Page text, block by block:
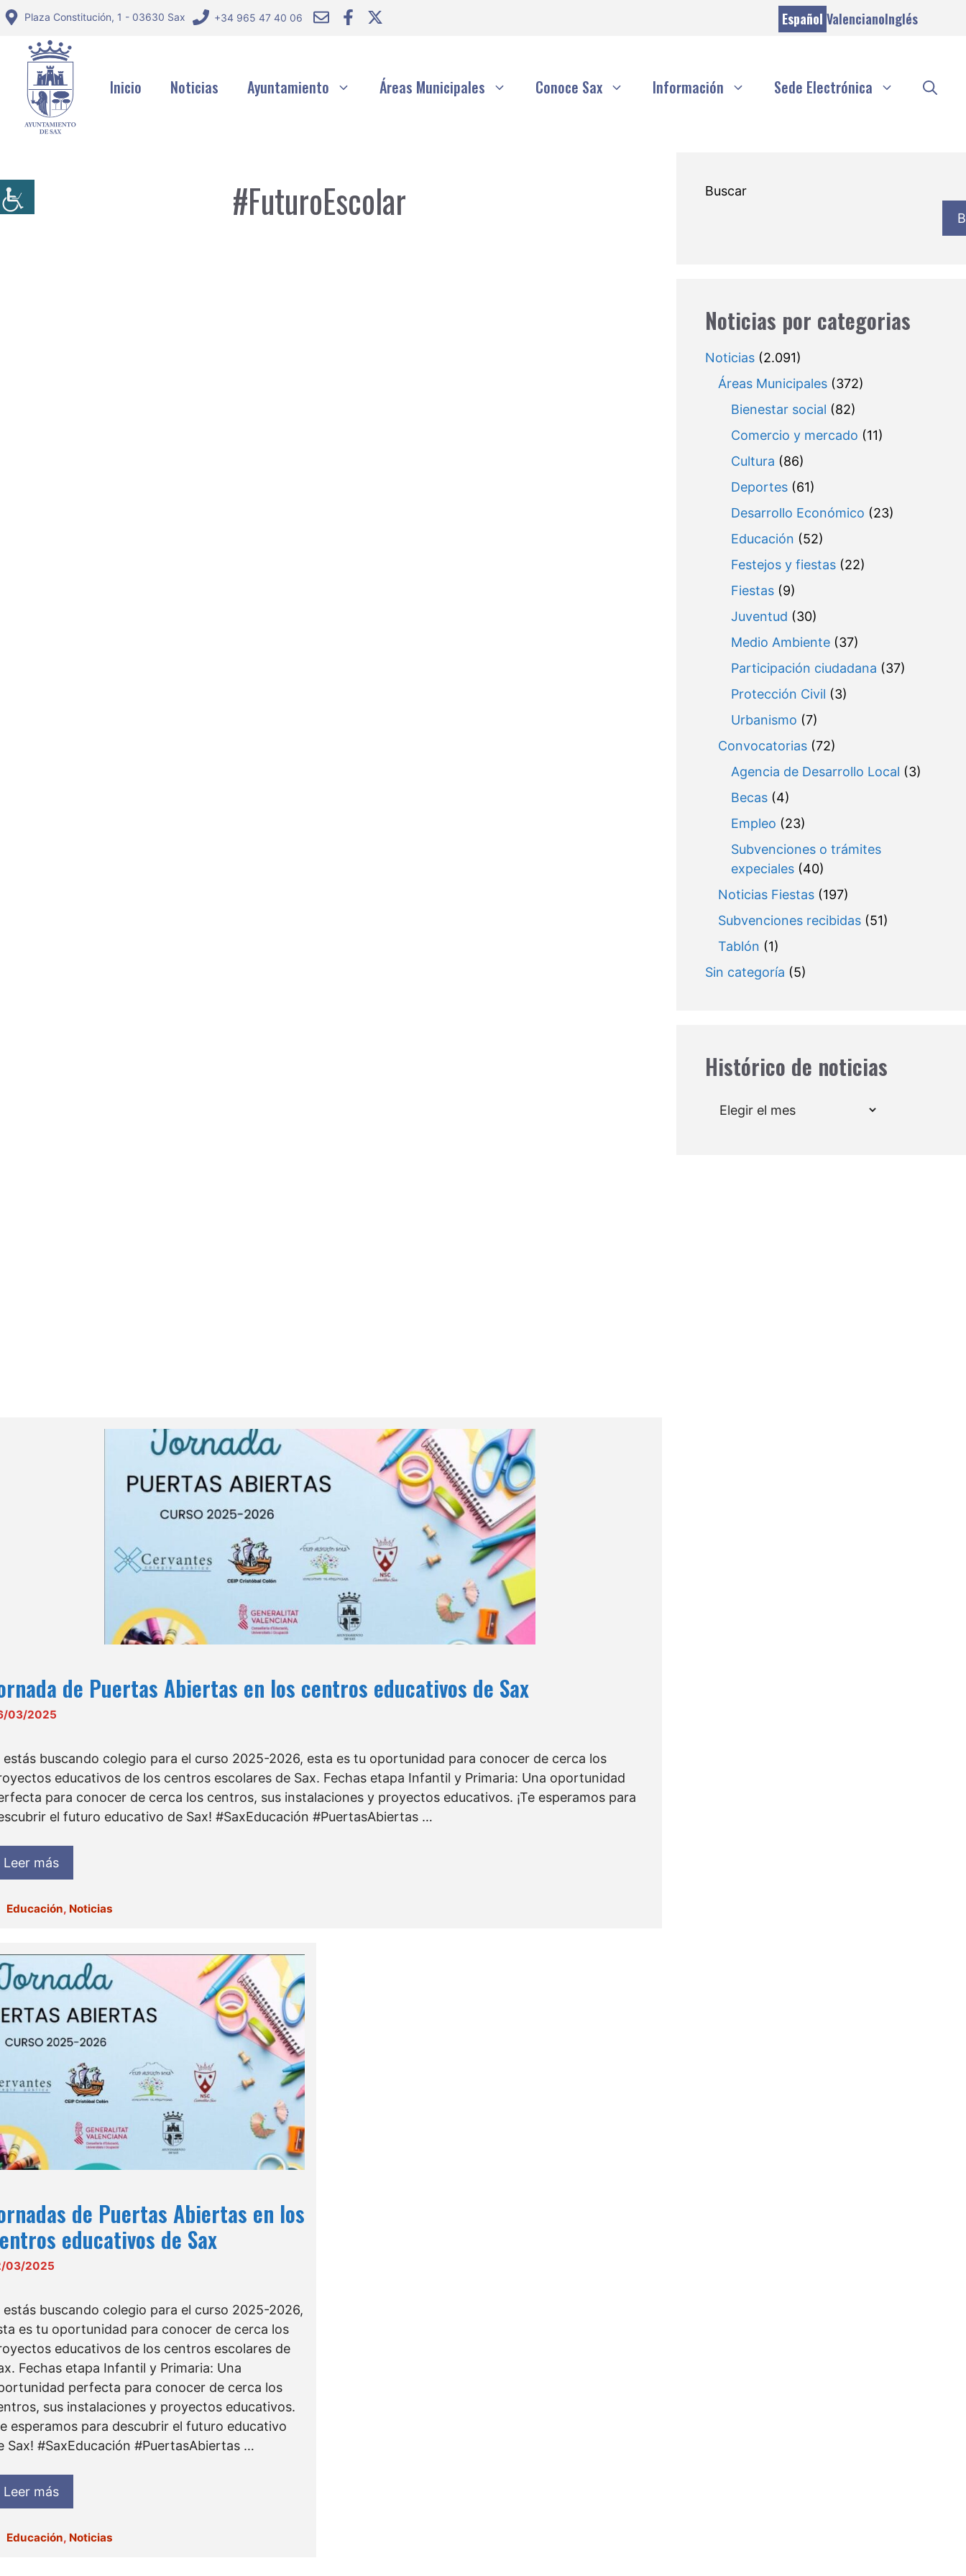
Saltar
contenido
Plaza Constitución, 1 - 03630 Sax +34 965 47 40 06 Español ValencianoInglés
Inicio Noticias Ayuntamiento Áreas Municipales Conoce Sax Información Sede Electrónica
#FuturoEscolar
de Puertas Abiertas en los centros educativos de Sax
03/2025
estás buscando colegio para el curso 2025-2026, esta es tu oportunidad para conocer de cerca los
educativos de los centros escolares de Sax. Fechas etapa Infantil y Primaria: Una oportunidad
para conocer de cerca los centros, sus instalaciones y proyectos educativos. ¡Te esperamos para
el futuro educativo de Sax! #SaxEducación #PuertasAbiertas …
Leer más
Categorías
Educación, Noticias
de Puertas Abiertas en los
educativos de Sax
03/2025
estás buscando colegio para el curso 2025-2026,
es tu oportunidad para conocer de cerca los
educativos de los centros escolares de
Fechas etapa Infantil y Primaria: Una
perfecta para conocer de cerca los
sus instalaciones y proyectos educativos.
esperamos para descubrir el futuro educativo
Sax! #SaxEducación #PuertasAbiertas …
Leer más
Categorías
Educación, Noticias
Buscar
Noticias por categorias
Noticias(2.091)
Áreas Municipales(372)
Bienestar social (82)
Comercio y mercado (11)
Cultura (86)
Deportes(61)
Desarrollo Económico (23)
Educación (52)
Festejos y fiestas(22)
Fiestas(9)
Juventud (30)
Medio Ambiente(37)
Participación ciudadana (37)
Protección Civil (3)
Urbanismo (7)
Convocatorias(72)
Agencia de Desarrollo Local (3)
Becas(4)
Empleo (23)
Subvenciones o trámites
expeciales(40)
Noticias Fiestas(197)
Subvenciones recibidas(51)
Tablón (1)
Sin categoría (5)
Histórico de noticias
Archivos